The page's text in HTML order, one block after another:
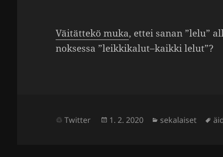
Väität­tekö muka, ettei sanan ”lelu”
nok­sessa ”leikkikalut–kaikki lelut”?
Twitter Julkaistu
1. 2. 2020 Kategoriat
sekalaiset